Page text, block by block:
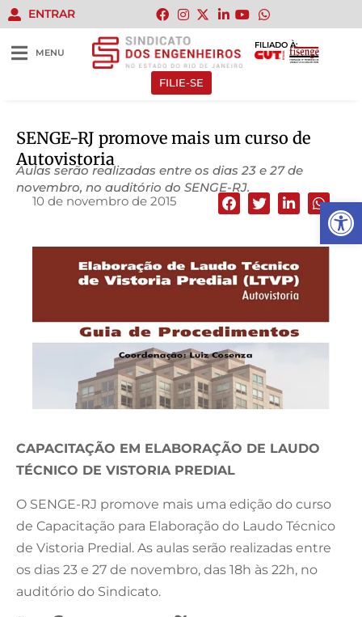
Abrir
ENTRAR
MENU
FILIADO À:
FILIE-SE
SENGE-RJ promove mais um curso de
Autovistoria
Aulas serão realizadas entre os dias 23 e 27 de
novembro, no auditório do SENGE-RJ.
10 de novembro de 2015
CAPACITAÇÃO EM ELABORAÇÃO DE LAUDO
TÉCNICO DE VISTORIA PREDIAL
O SENGE-RJ promove mais uma edição do curso
de Capacitação para Elaboração do Laudo Técnico
de Vistoria Predial. As aulas serão realizadas entre
os dias 23 e 27 de novembro, das 18h às 22h, no
auditório do Sindicato.